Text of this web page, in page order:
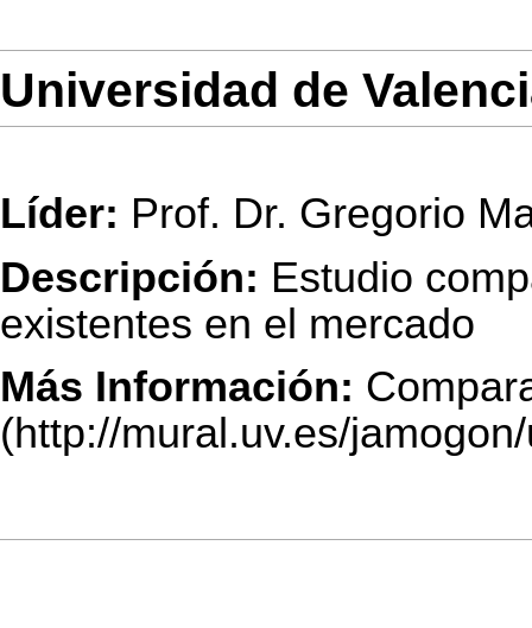
Universidad de
Líder: Prof. Dr. Gregorio
Descripción: Estudio
existentes en el mercado
Más Información: